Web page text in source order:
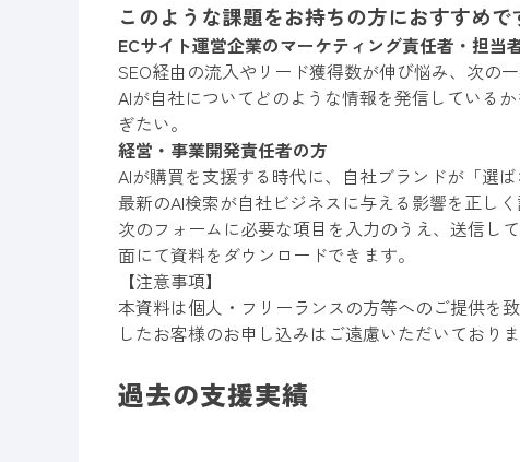
このような課題をお持ちの方におすすめで
ECサイト運営企業のマーケティング責任者・担当
SEO経由の流入やリード獲得数が伸び悩み、次の
AIが自社についてどのような情報を発信している
ぎたい。
経営・事業開発責任者の方
AIが購買を支援する時代に、自社ブランドが「選
最新のAI検索が自社ビジネスに与える影響を正し
次のフォームに必要な項目を入力のうえ、送信し
面にて資料をダウンロードできます。
【注意事項】
本資料は個人・フリーランスの方等へのご提供を
したお客様のお申し込みはご遠慮いただいており
過去の支援実績